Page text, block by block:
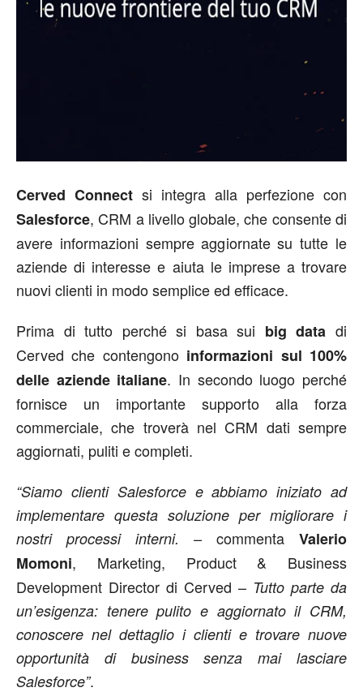
Cerved Connect si integra alla perfezione con
Salesforce, CRM a livello globale, che consente di
avere informazioni sempre aggiornate su tutte le
aziende di interesse e aiuta le imprese a trovare
nuovi clienti in modo semplice ed efficace.
Prima di tutto perché si basa sui big data di
Cerved che contengono informazioni sul 100%
delle aziende italiane. In secondo luogo perché
fornisce un importante supporto alla forza
commerciale, che troverà nel CRM dati sempre
aggiornati, puliti e completi.
“Siamo clienti Salesforce e abbiamo iniziato ad
implementare questa soluzione per migliorare i
nostri processi interni. – commenta Valerio
Momoni, Marketing, Product & Business
Development Director di Cerved – Tutto parte da
un’esigenza: tenere pulito e aggiornato il CRM,
conoscere nel dettaglio i clienti e trovare nuove
opportunità di business senza mai lasciare
Salesforce”.